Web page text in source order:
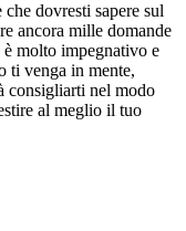
dovresti sapere sul
ancora mille domande
molto impegnativo e
ti venga in mente,
consigliarti nel modo
al meglio il tuo